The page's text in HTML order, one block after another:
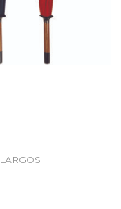
LARGOS